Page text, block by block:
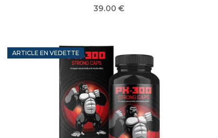
39.00 €
ARTICLE EN VEDETTE